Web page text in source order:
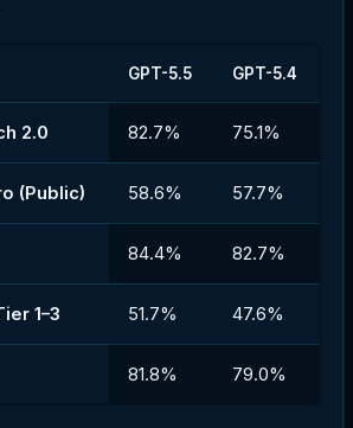
GPT-5.5 GPT-5.4
2.0 82.7% 75.1%
(Public) 58.6% 57.7%
84.4% 82.7%
1–3 51.7% 47.6%
81.8% 79.0%